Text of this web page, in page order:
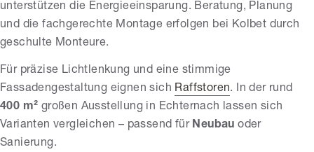
unterstützen die Energieeinsparung. Beratung, Planung
und die fachgerechte Montage erfolgen bei Kolbet durch
geschulte Monteure.
Für präzise Lichtlenkung und eine stimmige
Fassadengestaltung eignen sich Raffstoren. In der rund
400 m² großen Ausstellung in Echternach lassen sich
Varianten vergleichen – passend für Neubau oder
Sanierung.